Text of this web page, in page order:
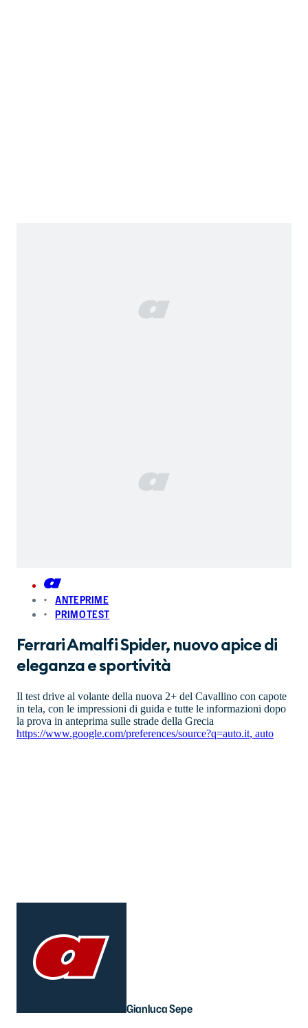
ANTEPRIME
PRIMO TEST
Ferrari Amalfi Spider, nuovo apice di
eleganza e sportività
Il test drive al volante della nuova 2+ del Cavallino con capote
in tela, con le impressioni di guida e tutte le informazioni dopo
la prova in anteprima sulle strade della Grecia
https://www.google.com/preferences/source?q=auto.it, auto
Gianluca Sepe